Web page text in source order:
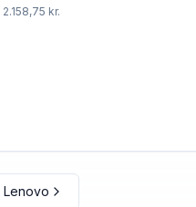
2.158,75 kr.
Lenovo